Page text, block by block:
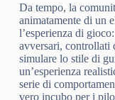
Da tempo, la
animatamente di un
l’esperienza di
avversari, controllati
simulare lo stile di
un’esperienza
serie di
vero incubo per i